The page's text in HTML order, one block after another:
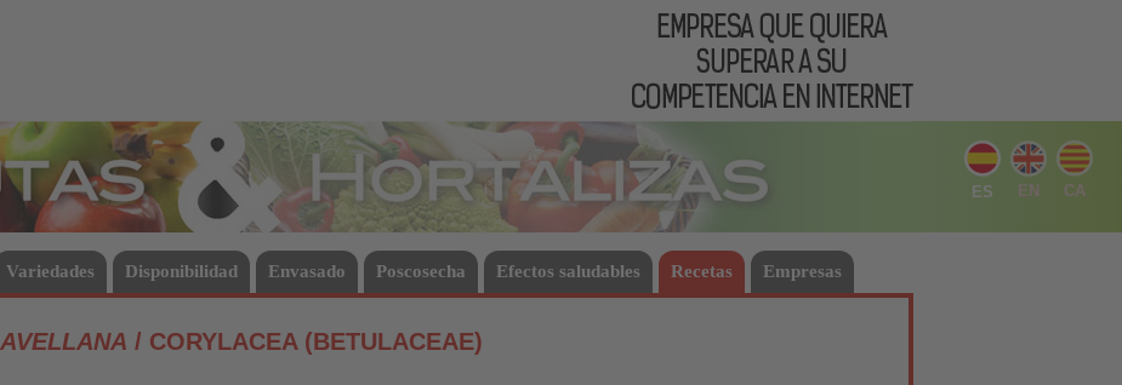
Hortalizas
ES EN CA
Variedades Disponibilidad Envasado Poscosecha Efectos saludables Recetas Empresas
/ CORYLACEA (BETULACEAE)